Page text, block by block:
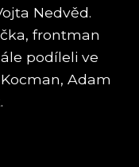
Nedvěd.
frontman
podíleli ve
Adam